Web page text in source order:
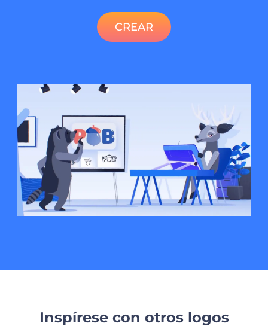
CREAR
Inspírese con otros logos